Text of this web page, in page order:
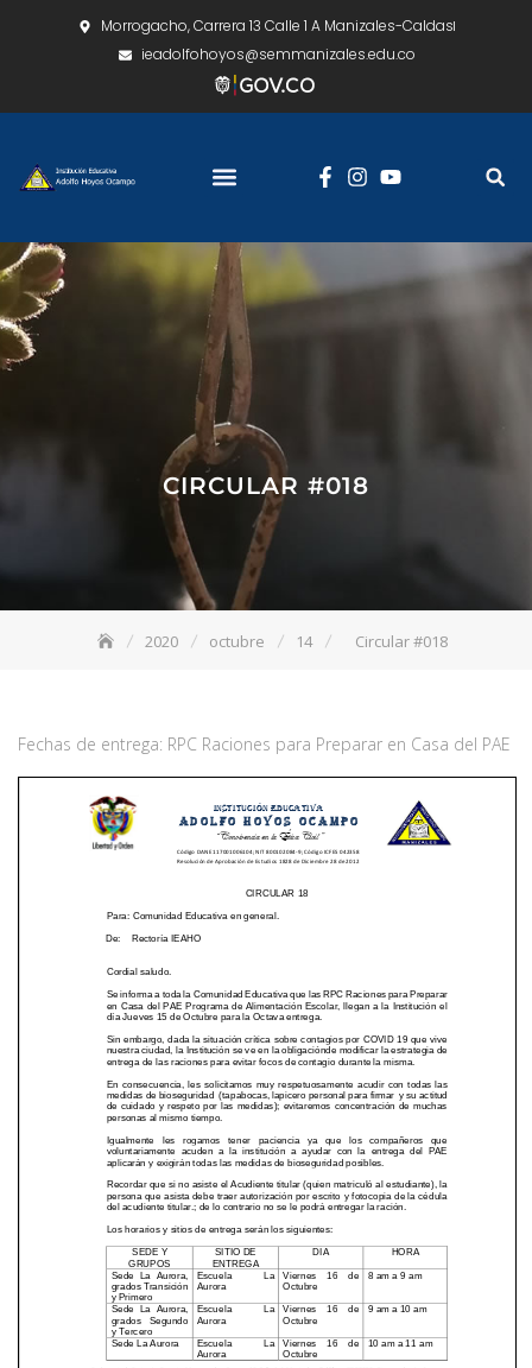
Morrogacho, Carrera 13 Calle 1 A Manizales-Caldas
ieadolfohoyos@semmanizales.edu.co
CIRCULAR #018
2020 octubre 14 Circular #018
Fechas de entrega: RPC Raciones para Preparar en Casa del PAE